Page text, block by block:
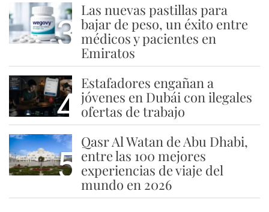
3
Las nuevas pastillas para
bajar de peso, un éxito entre
médicos y pacientes en
Emiratos
4
Estafadores engañan a
jóvenes en Dubái con ilegales
ofertas de trabajo
5
Qasr Al Watan de Abu Dhabi,
entre las 100 mejores
experiencias de viaje del
mundo en 2026